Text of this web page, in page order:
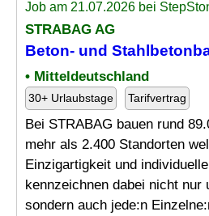
Job am 21.07.2026 bei
STRABAG AG
Beton- und
• Mitteldeutschland
30+ Urlaubstage Tarifvertrag
Bei STRABAG bauen rund
mehr als 2.400 Standorten
Einzigartigkeit und
kennzeichnen dabei nicht nur
sondern auch jede:n